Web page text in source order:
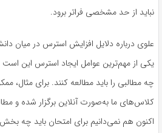
نباید از حد مشخصی فراتر برود.
علوی درباره دلایل افزایش استرس در میان
یکی از مهم‌ترین عوامل ایجاد استرس این است
چه مطالبی را باید مطالعه کنند. برای مثال،
کلاس‌های ما به‌صورت آنلاین برگزار شده و
اکنون هم نمی‌دانیم برای امتحان باید چه